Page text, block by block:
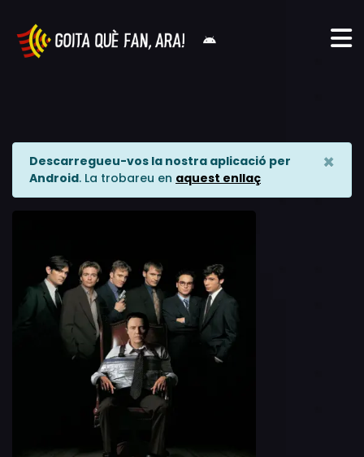
Descarregueu-vos la nostra aplicació per
Android. La trobareu en aquest enllaç
×